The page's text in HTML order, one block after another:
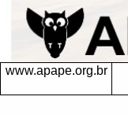
www.apape.org.br